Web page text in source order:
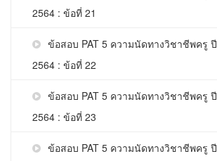
2564 : ข้อที่ 21
ข้อสอบ PAT 5 ความนัดทางวิชาชีพครู ปี
2564 : ข้อที่ 22
ข้อสอบ PAT 5 ความนัดทางวิชาชีพครู ปี
2564 : ข้อที่ 23
ข้อสอบ PAT 5 ความนัดทางวิชาชีพครู ปี